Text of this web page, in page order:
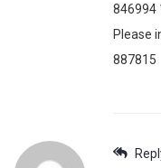
846994
Please
887815